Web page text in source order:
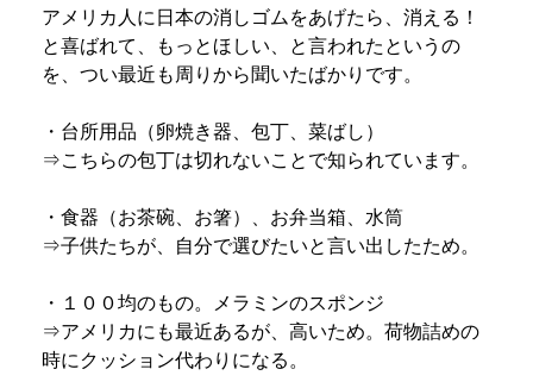
アメリカ人に日本の消しゴムをあげたら、消える！
と喜ばれて、もっとほしい、と言われたというの
を、つい最近も周りから聞いたばかりです。
・台所用品（卵焼き器、包丁、菜ばし）
⇒こちらの包丁は切れないことで知られています。
・食器（お茶碗、お箸）、お弁当箱、水筒
⇒子供たちが、自分で選びたいと言い出したため。
・１００均のもの。メラミンのスポンジ
⇒アメリカにも最近あるが、高いため。荷物詰めの
時にクッション代わりになる。